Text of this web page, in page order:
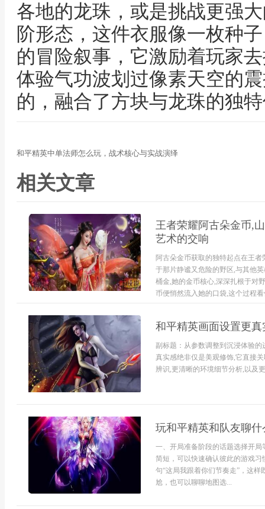
各地的龙珠，或是挑战更强
阶形态，这件衣服像一枚种
的冒险叙事，它激励着玩家
体验气功波划过像素天空的
的，融合了方块与龙珠的独
和平精英中单法师怎么玩，战术核心与实战演绎
相关文章
王者荣耀阿古朵金币,
艺术的交响
阿古朵金币获取的独特起点在王
于那片静谧又危险的野区,与其他
桶金,她的金币核心,深深扎根于对
币便悄然流入她的口袋,这个过程
和平精英画面设置更
副标题：从参数调整到沉浸体验
真实感绝非仅是美观修饰,它直接
辨识,更清晰的环境细节分析,以及
玩和平精英和队友聊
一、开局准备阶段的话题选择开
简短，可以快速确认彼此的游戏
句“这局我跟着你们节奏走”，这
尬，也可以聊聊地图选...